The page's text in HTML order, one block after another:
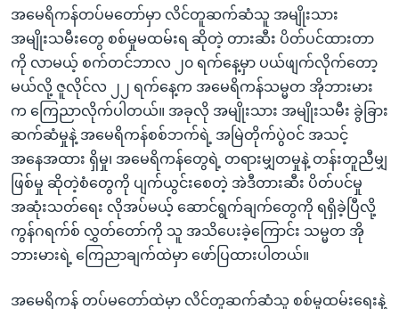
ရန်
ရှာဖွေ
ရန်
နေရာ
သို့
ကျော်
ရန်
ဘာသာစကားများ
အမေရိကန်တပ်မတော်မှာ လိင်တူဆက်ဆံသူ အမျိုးသား
အမျိုးသမီးတွေ စစ်မှုမထမ်းရ ဆိုတဲ့ တားဆီး ပိတ်ပင်ထားတာ
ကို လာမယ့် စက်တင်ဘာလ ၂၀ ရက်နေ့မှာ ပယ်ဖျက်လိုက်တော့
မယ်လို့ ဇူလိုင်လ ၂၂ ရက်နေ့က အမေရိကန်သမ္မတ အိုဘားမား
က ကြေညာလိုက်ပါတယ်။ အခုလို အမျိုးသား အမျိုးသမီး ခွဲခြား
ဆက်ဆံမှုနဲ့ အမေရိကန်စစ်ဘက်ရဲ့ အမြဲတိုက်ပွဲဝင် အသင့်
အနေအထား ရှိမှု၊ အမေရိကန်တွေရဲ့ တရားမျှတမှုနဲ့ တန်းတူညီမျှ
ဖြစ်မှု ဆိုတဲ့စံတွေကို ပျက်ယွင်းစေတဲ့ အဲဒီတားဆီး ပိတ်ပင်မှု
အဆုံးသတ်ရေး လိုအပ်မယ့် ဆောင်ရွက်ချက်တွေကို ရရှိခဲ့ပြီလို့
ကွန်ဂရက်စ် လွှတ်တော်ကို သူ အသိပေးခဲ့ကြောင်း သမ္မတ အို
ဘားမားရဲ့ ကြေညာချက်ထဲမှာ ဖော်ပြထားပါတယ်။
အမေရိကန် တပ်မတော်ထဲမှာ လိင်တူဆက်ဆံသူ စစ်မှုထမ်းရေးနဲ့